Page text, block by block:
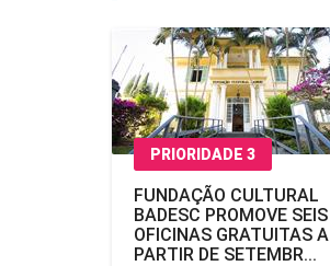
PRIORIDADE 3
FUNDAÇÃO CULTURAL
BADESC PROMOVE SEIS
OFICINAS GRATUITAS A
PARTIR DE SETEMBR...